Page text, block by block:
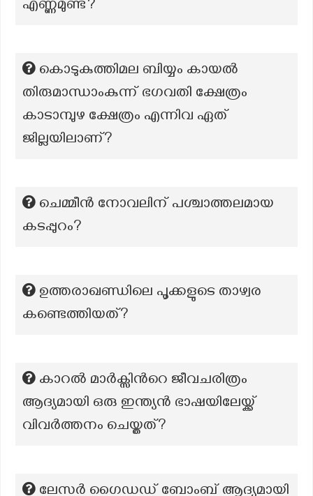
എണ്ണമുണ്ട്?
കൊടുകുത്തിമല ബിയ്യം കായൽ
തിരുമാന്ധാംകുന്ന് ഭഗവതി ക്ഷേത്രം
കാടാമ്പുഴ ക്ഷേത്രം എന്നിവ ഏത്
ജില്ലയിലാണ്?
ചെമ്മീൻ നോവലിന് പശ്ചാത്തലമായ
കടപ്പുറം?
ഉത്തരാഖണ്ഡിലെ പൂക്കളുടെ താഴ്വര
കണ്ടെത്തിയത്?
കാറൽ മാർക്സിന്‍റെ ജീവചരിത്രം
ആദ്യമായി ഒരു ഇന്ത്യൻ ഭാഷയിലേയ്ക്ക്
വിവർത്തനം ചെയ്തത്?
ലേസർ ഗൈഡഡ് ബോംബ് ആദ്യമായി